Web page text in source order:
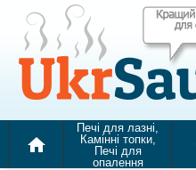
home
Печі для лазні,
Камінні топки,
Печі для
опалення